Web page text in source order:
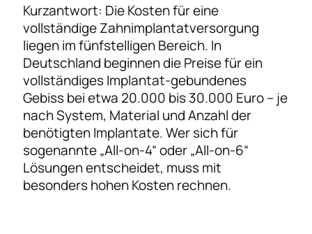
Kurzantwort: Die Kosten für eine
vollständige Zahnimplantatversorgung
liegen im fünfstelligen Bereich. In
Deutschland beginnen die Preise für ein
vollständiges Implantat-gebundenes
Gebiss bei etwa 20.000 bis 30.000 Euro – je
nach System, Material und Anzahl der
benötigten Implantate. Wer sich für
sogenannte „All-on-4“ oder „All-on-6“
Lösungen entscheidet, muss mit
besonders hohen Kosten rechnen.